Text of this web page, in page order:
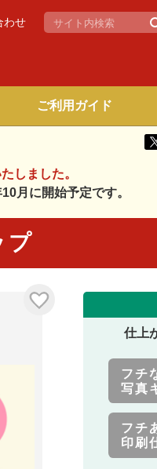
わせ
ご利用ガイド
しました。
月に開始予定です。
プ
仕上
フチ
写真
フチ
印刷